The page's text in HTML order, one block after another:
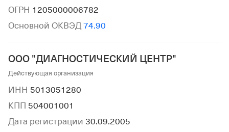
ОГРН 1205000006782
Основной ОКВЭД 74.90
ООО "ДИАГНОСТИЧЕСКИЙ ЦЕНТР"
Действующая организация
ИНН 5013051280
КПП 504001001
Дата регистрации 30.09.2005